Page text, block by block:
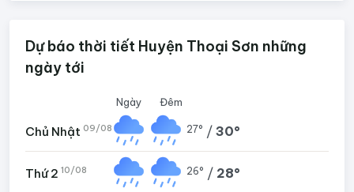
Dự báo thời tiết Huyện Thoại Sơn những
ngày tới
Ngày Đêm
Chủ Nhật 09/08 27° / 30°
Thứ 2 10/08 26° / 28°